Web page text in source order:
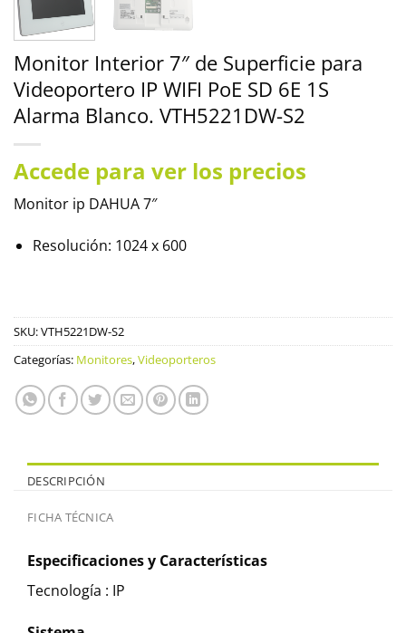
Monitor Interior 7″ de Superficie para
Videoportero IP WIFI PoE SD 6E 1S
Alarma Blanco. VTH5221DW-S2
Accede para ver los precios
Monitor ip DAHUA 7″
Resolución: 1024 x 600
SKU:VTH5221DW-S2
Categorías: Monitores,Videoporteros
DESCRIPCIÓN
FICHA TÉCNICA
Especificaciones y Características
Tecnología : IP